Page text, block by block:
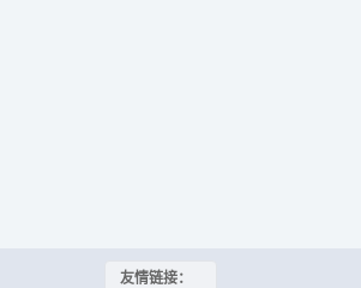
友情链接：